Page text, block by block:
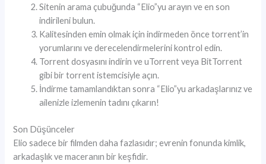
Sitenin arama çubuğunda “Elio”yu arayın ve en son
indirileni bulun.
Kalitesinden emin olmak için indirmeden önce torrent’in
yorumlarını ve derecelendirmelerini kontrol edin.
Torrent dosyasını indirin ve uTorrent veya BitTorrent
gibi bir torrent istemcisiyle açın.
İndirme tamamlandıktan sonra “Elio”yu arkadaşlarınız ve
ailenizle izlemenin tadını çıkarın!
Son Düşünceler
Elio sadece bir filmden daha fazlasıdır; evrenin fonunda kimlik,
arkadaşlık ve maceranın bir keşfidir.